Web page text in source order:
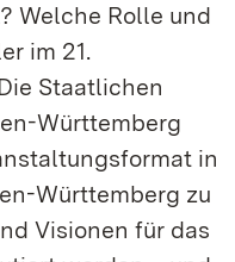
Welche Rolle und
im 21.
Staatlichen
Württemberg
in
Württemberg zu
Visionen für das